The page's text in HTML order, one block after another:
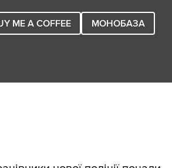
ME A COFFEE
МОНОБАЗА